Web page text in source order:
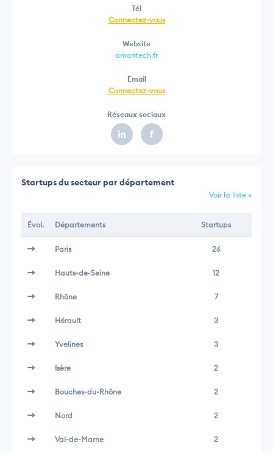
Tél
Connectez-vous
Website
amontech.fr
Email
Connectez-vous
Réseaux sociaux
Startups du secteur par département
Voir la liste »
Évol. Départements Startups
Paris 26
Hauts-de-Seine 12
Rhône 7
Hérault 3
Yvelines 3
Isère 2
Bouches-du-Rhône 2
Nord 2
Val-de-Marne 2